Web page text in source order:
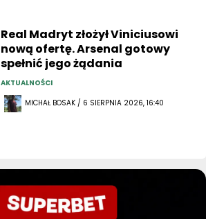
Real Madryt złożył Viniciusowi
nową ofertę. Arsenal gotowy
spełnić jego żądania
AKTUALNOŚCI
MICHAŁ BOSAK / 6 SIERPNIA 2026, 16:40